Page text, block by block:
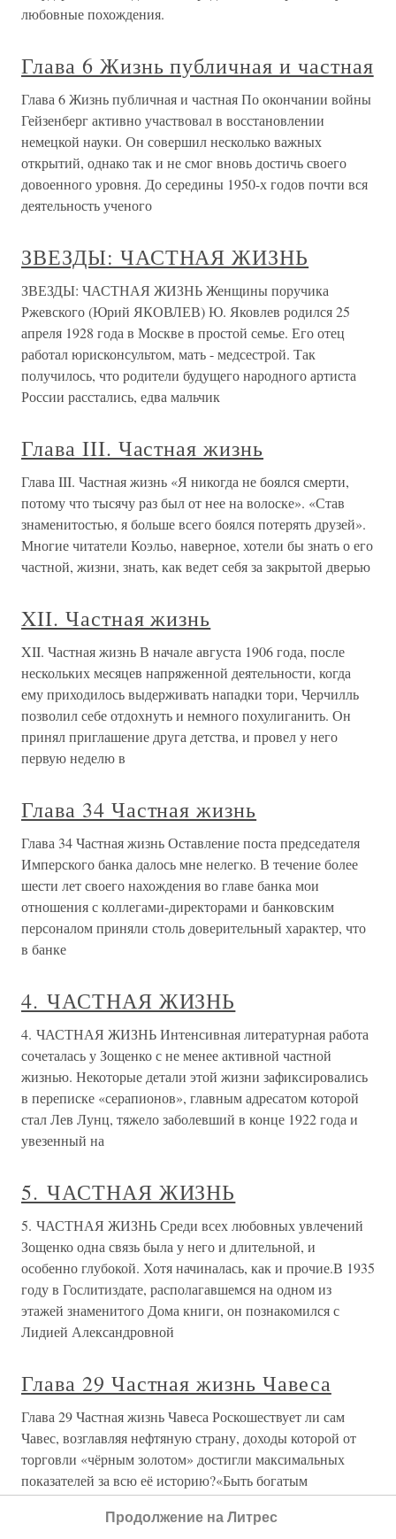
любовные похождения.
Глава 6 Жизнь публичная и частная
Глава 6 Жизнь публичная и частная По окончании войны
Гейзенберг активно участвовал в восстановлении
немецкой науки. Он совершил несколько важных
открытий, однако так и не смог вновь достичь своего
довоенного уровня. До середины 1950-х годов почти вся
деятельность ученого
ЗВЕЗДЫ: ЧАСТНАЯ ЖИЗНЬ
ЗВЕЗДЫ: ЧАСТНАЯ ЖИЗНЬ Женщины поручика
Ржевского (Юрий ЯКОВЛЕВ) Ю. Яковлев родился 25
апреля 1928 года в Москве в простой семье. Его отец
работал юрисконсультом, мать - медсестрой. Так
получилось, что родители будущего народного артиста
России расстались, едва мальчик
Глава III. Частная жизнь
Глава III. Частная жизнь «Я никогда не боялся смерти,
потому что тысячу раз был от нее на волоске». «Став
знаменитостью, я больше всего боялся потерять друзей».
Многие читатели Коэльо, наверное, хотели бы знать о его
частной, жизни, знать, как ведет себя за закрытой дверью
XII. Частная жизнь
XII. Частная жизнь В начале августа 1906 года, после
нескольких месяцев напряженной деятельности, когда
ему приходилось выдерживать нападки тори, Черчилль
позволил себе отдохнуть и немного похулиганить. Он
принял приглашение друга детства, и провел у него
первую неделю в
Глава 34 Частная жизнь
Глава 34 Частная жизнь Оставление поста председателя
Имперского банка далось мне нелегко. В течение более
шести лет своего нахождения во главе банка мои
отношения с коллегами-директорами и банковским
персоналом приняли столь доверительный характер, что
в банке
4. ЧАСТНАЯ ЖИЗНЬ
4. ЧАСТНАЯ ЖИЗНЬ Интенсивная литературная работа
сочеталась у Зощенко с не менее активной частной
жизнью. Некоторые детали этой жизни зафиксировались
в переписке «серапионов», главным адресатом которой
стал Лев Лунц, тяжело заболевший в конце 1922 года и
увезенный на
5. ЧАСТНАЯ ЖИЗНЬ
5. ЧАСТНАЯ ЖИЗНЬ Среди всех любовных увлечений
Зощенко одна связь была у него и длительной, и
особенно глубокой. Хотя начиналась, как и прочие.В 1935
году в Гослитиздате, располагавшемся на одном из
этажей знаменитого Дома книги, он познакомился с
Лидией Александровной
Глава 29 Частная жизнь Чавеса
Глава 29 Частная жизнь Чавеса Роскошествует ли сам
Чавес, возглавляя нефтяную страну, доходы которой от
торговли «чёрным золотом» достигли максимальных
показателей за всю её историю?«Быть богатым
стыдно», — не раз заявлял Чавес и в подкрепление этих
слов цитировалПродолжение на Литрес